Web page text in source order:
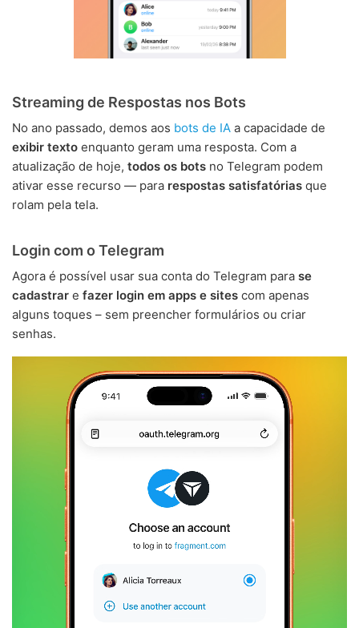
Streaming de Respostas nos Bots
No ano passado, demos aos bots de IA a capacidade de
exibir texto enquanto geram uma resposta. Com a
atualização de hoje, todos os bots no Telegram podem
ativar esse recurso — para respostas satisfatórias que
rolam pela tela.
Login com o Telegram
Agora é possível usar sua conta do Telegram para se
cadastrar e fazer login em apps e sites com apenas
alguns toques – sem preencher formulários ou criar
senhas.